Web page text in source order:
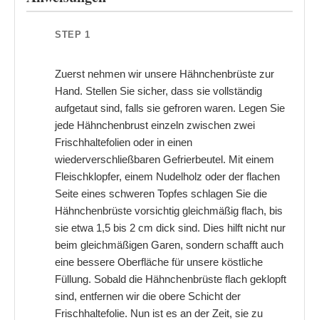
STEP 1
Zuerst nehmen wir unsere Hähnchenbrüste zur
Hand. Stellen Sie sicher, dass sie vollständig
aufgetaut sind, falls sie gefroren waren. Legen Sie
jede Hähnchenbrust einzeln zwischen zwei
Frischhaltefolien oder in einen
wiederverschließbaren Gefrierbeutel. Mit einem
Fleischklopfer, einem Nudelholz oder der flachen
Seite eines schweren Topfes schlagen Sie die
Hähnchenbrüste vorsichtig gleichmäßig flach, bis
sie etwa 1,5 bis 2 cm dick sind. Dies hilft nicht nur
beim gleichmäßigen Garen, sondern schafft auch
eine bessere Oberfläche für unsere köstliche
Füllung. Sobald die Hähnchenbrüste flach geklopft
sind, entfernen wir die obere Schicht der
Frischhaltefolie. Nun ist es an der Zeit, sie zu